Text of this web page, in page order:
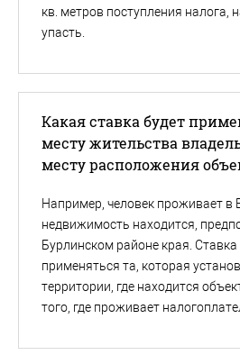
кв. метров поступления налога,
упасть.
Какая ставка будет
месту жительства
месту расположения
Например, человек проживает в
недвижимость находится,
Бурлинском районе края. Ставка
применяться та, которая
территории, где находится
того, где проживает